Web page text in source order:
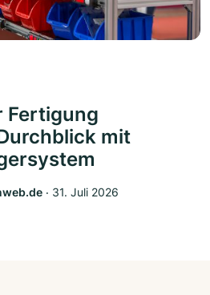
Fertigung
mit
‧ 31. Juli 2026